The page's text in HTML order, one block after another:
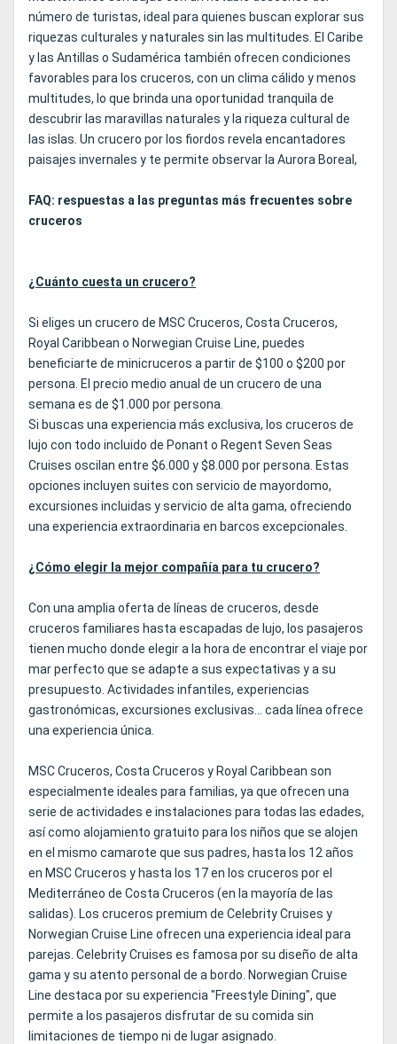
número de turistas, ideal para quienes buscan explorar sus
riquezas culturales y naturales sin las multitudes. El Caribe
y las Antillas o Sudamérica también ofrecen condiciones
favorables para los cruceros, con un clima cálido y menos
multitudes, lo que brinda una oportunidad tranquila de
descubrir las maravillas naturales y la riqueza cultural de
las islas. Un crucero por los fiordos revela encantadores
paisajes invernales y te permite observar la Aurora Boreal,
FAQ: respuestas a las preguntas más frecuentes sobre
cruceros
¿Cuánto cuesta un crucero?
Si eliges un crucero de MSC Cruceros, Costa Cruceros,
Royal Caribbean o Norwegian Cruise Line, puedes
beneficiarte de minicruceros a partir de $100 o $200 por
persona. El precio medio anual de un crucero de una
semana es de $1.000 por persona.
Si buscas una experiencia más exclusiva, los cruceros de
lujo con todo incluido de Ponant o Regent Seven Seas
Cruises oscilan entre $6.000 y $8.000 por persona. Estas
opciones incluyen suites con servicio de mayordomo,
excursiones incluidas y servicio de alta gama, ofreciendo
una experiencia extraordinaria en barcos excepcionales.
¿Cómo elegir la mejor compañía para tu crucero?
Con una amplia oferta de líneas de cruceros, desde
cruceros familiares hasta escapadas de lujo, los pasajeros
tienen mucho donde elegir a la hora de encontrar el viaje por
mar perfecto que se adapte a sus expectativas y a su
presupuesto. Actividades infantiles, experiencias
gastronómicas, excursiones exclusivas... cada línea ofrece
una experiencia única.
MSC Cruceros, Costa Cruceros y Royal Caribbean son
especialmente ideales para familias, ya que ofrecen una
serie de actividades e instalaciones para todas las edades,
así como alojamiento gratuito para los niños que se alojen
en el mismo camarote que sus padres, hasta los 12 años
en MSC Cruceros y hasta los 17 en los cruceros por el
Mediterráneo de Costa Cruceros (en la mayoría de las
salidas). Los cruceros premium de Celebrity Cruises y
Norwegian Cruise Line ofrecen una experiencia ideal para
parejas. Celebrity Cruises es famosa por su diseño de alta
gama y su atento personal de a bordo. Norwegian Cruise
Line destaca por su experiencia "Freestyle Dining", que
permite a los pasajeros disfrutar de su comida sin
limitaciones de tiempo ni de lugar asignado.